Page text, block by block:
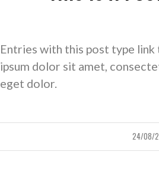
Entries with this post type
ipsum dolor sit amet,
eget dolor.
24/08/
/